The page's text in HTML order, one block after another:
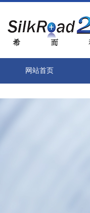
网站首页